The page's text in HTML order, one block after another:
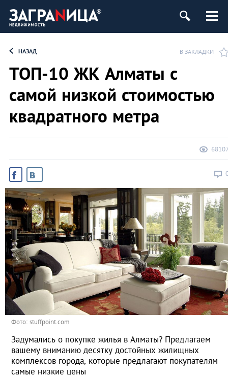
НАЗАД В ЗАКЛАДКИ
ТОП-10 ЖК Алматы с
самой низкой стоимостью
квадратного метра
Фото: stuffpoint.com
Задумались о покупке жилья в Алматы? Предлагаем
вашему вниманию десятку достойных жилищных
комплексов города, которые предлагают покупателям
самые низкие цены